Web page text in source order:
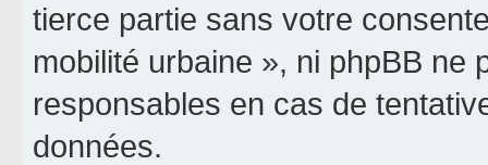
tierce partie sans votre
mobilité urbaine », ni phpBB ne
responsables en cas de
données.